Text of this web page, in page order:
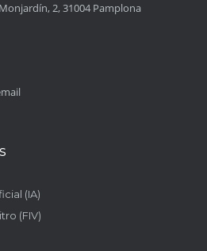
2, 31004 Pamplona
(IA)
(FIV)